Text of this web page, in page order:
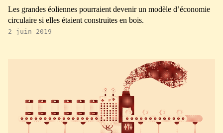
Les grandes éoliennes pourraient devenir un modèle d’économie
circulaire si elles étaient construites en bois.
2 juin 2019